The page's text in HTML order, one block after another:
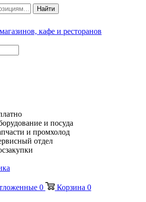
Найти
и посуда
и промхолод
отдел
0 Корзина 0